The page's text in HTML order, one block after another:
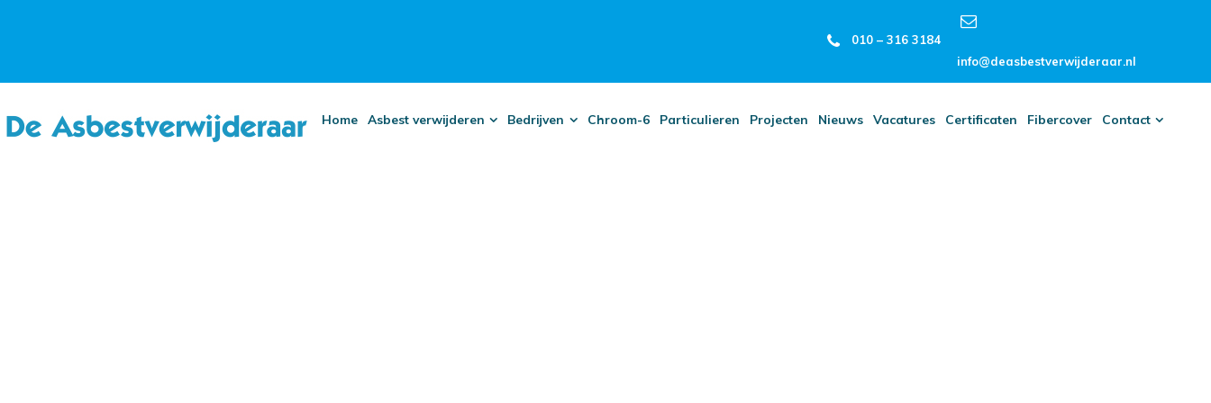
010 – 316 3184
info@deasbestverwijderaar.nl
Home Asbest verwijderen Bedrijven Chroom-6 Particulieren Projecten Nieuws Vacatures Certificaten Fibercover Contact